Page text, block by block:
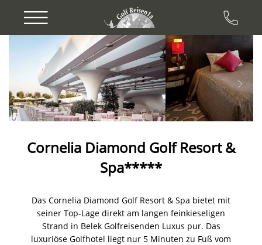
Previous Next
Cornelia Diamond Golf Resort &
Spa*****
Das Cornelia Diamond Golf Resort & Spa bietet mit
seiner Top-Lage direkt am langen feinkieseligen
Strand in Belek Golfreisenden Luxus pur. Das
luxuriöse Golfhotel liegt nur 5 Minuten zu Fuß vom